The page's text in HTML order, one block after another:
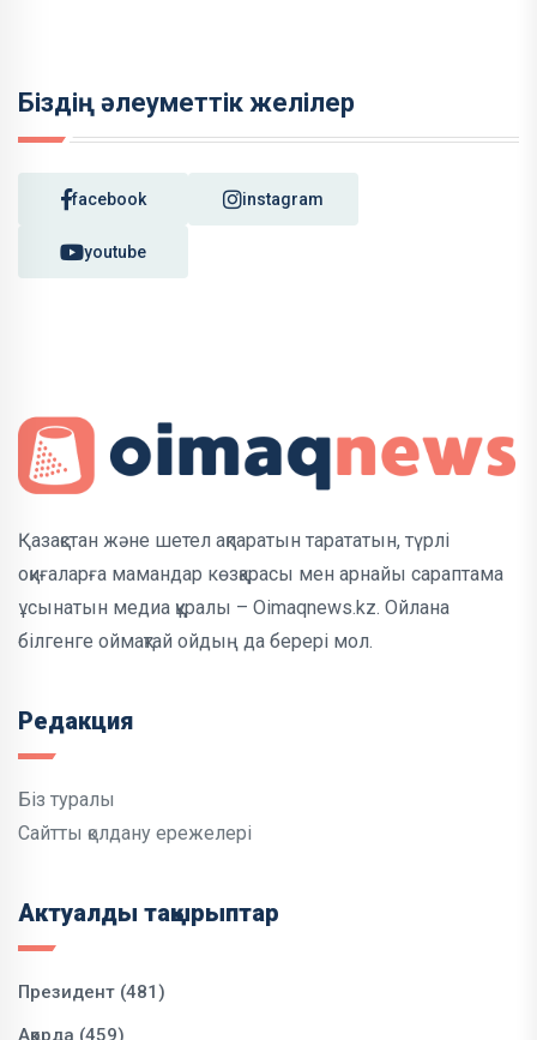
Біздің әлеуметтік желілер
facebook instagram
youtube
Қазақстан және шетел ақпаратын тарататын, түрлі
оқиғаларға мамандар көзқарасы мен арнайы сараптама
ұсынатын медиа құралы – Oimaqnews.kz. Ойлана
білгенге оймақтай ойдың да берері мол.
Редакция
Біз туралы
Сайтты қолдану ережелері
Актуалды тақырыптар
Президент (481)
Ақорда (459)